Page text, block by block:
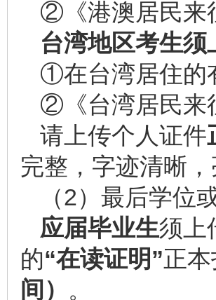
②《港澳居民来
台湾地区考生须
①在台湾居住的
②《台湾居民来
请上传个人证件
完整，字迹清晰
（2）最后学位
应届毕业生须上
的“在读证明”正
间） 。